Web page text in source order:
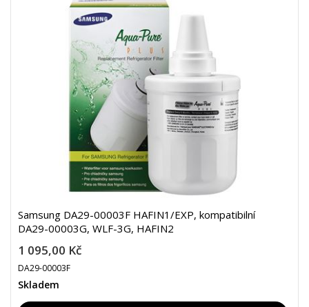
Samsung DA29-00003F HAFIN1/EXP, kompatibilní
DA29-00003G, WLF-3G, HAFIN2
1 095,00 Kč
DA29-00003F
Skladem